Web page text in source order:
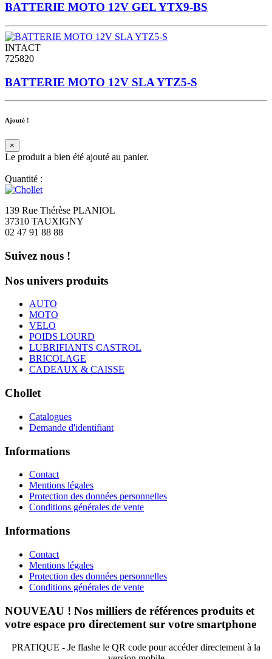
BATTERIE MOTO 12V GEL YTX9-BS
INTACT
725820
BATTERIE MOTO 12V SLA YTZ5-S
Ajouté !
×
Le produit a bien été ajouté au panier.
Quantité :
139 Rue Thérèse PLANIOL
37310 TAUXIGNY
02 47 91 88 88
Suivez nous !
Nos univers produits
AUTO
MOTO
VELO
POIDS LOURD
LUBRIFIANTS CASTROL
BRICOLAGE
CADEAUX & CAISSE
Chollet
Catalogues
Demande d'identifiant
Informations
Contact
Mentions légales
Protection des données personnelles
Conditions générales de vente
Informations
Contact
Mentions légales
Protection des données personnelles
Conditions générales de vente
NOUVEAU ! Nos milliers de références produits et
votre espace pro directement sur votre smartphone
PRATIQUE - Je flashe le QR code pour accéder directement à la